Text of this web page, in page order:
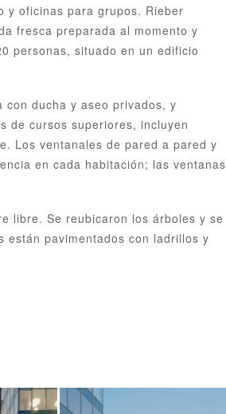
y oficinas para grupos. Rieber
fresca preparada al momento y
personas, situado en un edificio
ducha y aseo privados, y
de cursos superiores, incluyen
Los ventanales de pared a pared y
en cada habitación; las ventanas
libre. Se reubicaron los árboles y se
están pavimentados con ladrillos y